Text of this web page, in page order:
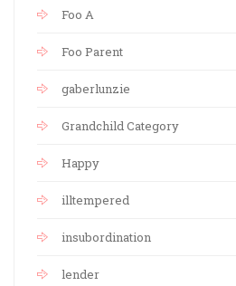
Foo A
Foo Parent
gaberlunzie
Grandchild Category
Happy
illtempered
insubordination
lender